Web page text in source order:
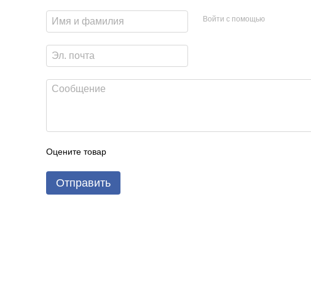
Войти с помощью
Оцените товар
Отправить